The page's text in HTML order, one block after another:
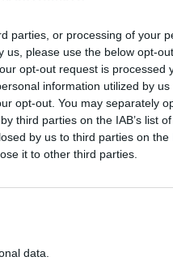
parties, or processing of your
please use the below opt-
opt-out request is processed
information utilized by
opt-out. You may separately
third parties on the IAB’s list
by us to third parties on the
it to other third parties.
data.
Τεχνίτρια Νυχιών
όπως ημιμόνιμο (απλό-
(απαραίτητο)
tips (επιθυμητό)
και ευχάριστη παρουσία